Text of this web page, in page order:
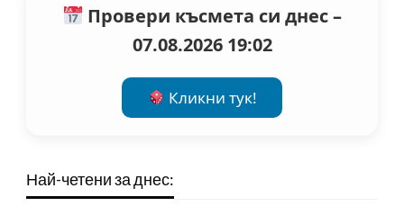
Провери късмета си днес –
07.08.2026 19:02
Кликни тук!
Най-четени за днес: